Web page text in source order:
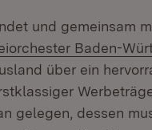
und gemeinsam
Baden-
über ein
gelegen, dessen